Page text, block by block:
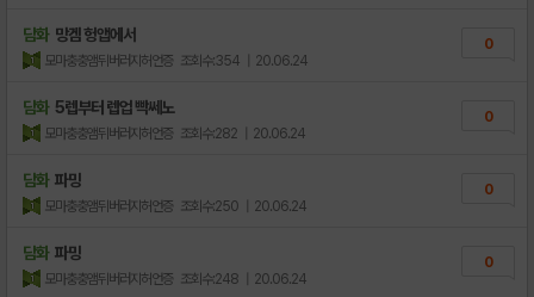
담화 망겜 헝앱에서
모마충충앰뒤버러지허언증 조회수:354 | 20.06.24
0
담화 5렙부터 렙업 빡쎄노
모마충충앰뒤버러지허언증 조회수:282 | 20.06.24
0
담화 파밍
모마충충앰뒤버러지허언증 조회수:250 | 20.06.24
0
담화 파밍
모마충충앰뒤버러지허언증 조회수:248 | 20.06.24
0